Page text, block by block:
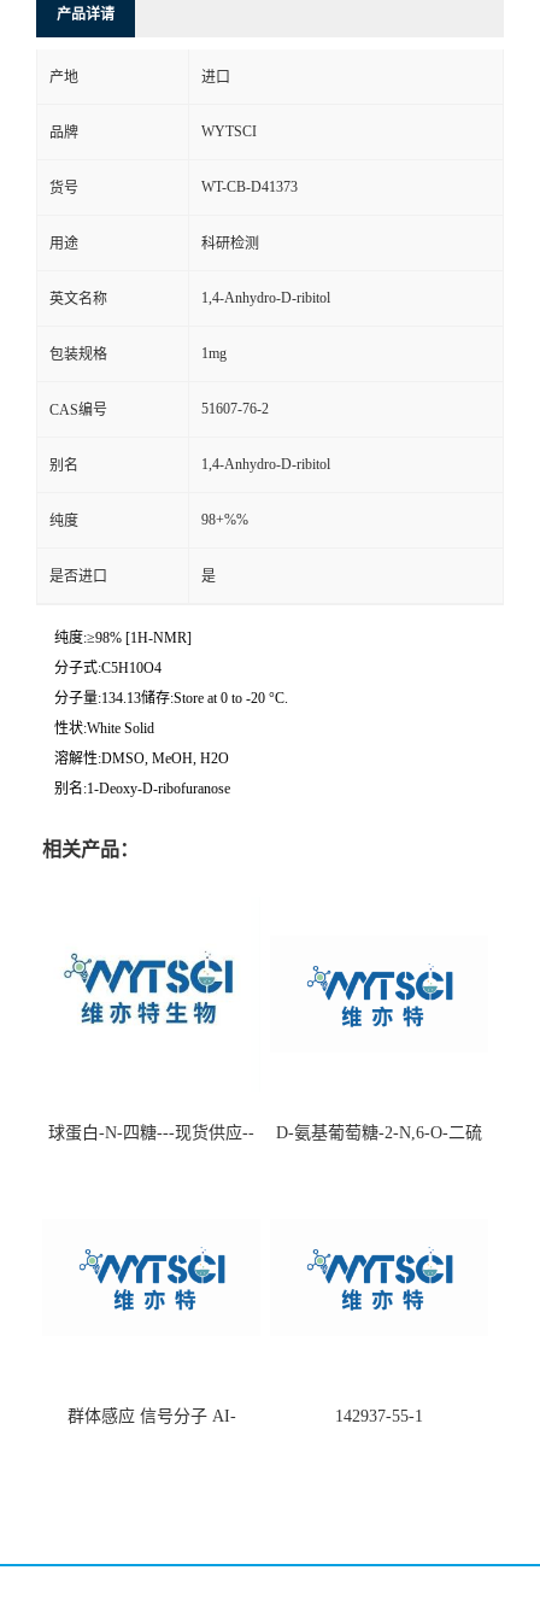
产品详请
产地 进口
品牌 WYTSCI
货号 WT-CB-D41373
用途 科研检测
英文名称 1,4-Anhydro-D-ribitol
包装规格 1mg
CAS编号 51607-76-2
别名 1,4-Anhydro-D-ribitol
纯度 98+%%
是否进口 是
纯度:≥98% [1H-NMR]
分子式:C5H10O4
分子量:134.13储存:Store at 0 to -20 °C.
性状:White Solid
溶解性:DMSO, MeOH, H2O
别名:1-Deoxy-D-ribofuranose
相关产品：
球蛋白-N-四糖---现货供应--
D-氨基葡萄糖-2-N,6-O-二硫
群体感应 信号分子 AI-
142937-55-1